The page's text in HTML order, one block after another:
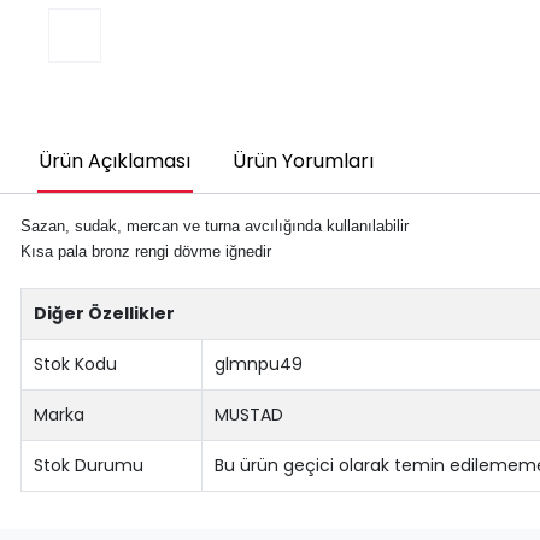
Ürün Açıklaması Ürün Yorumları
Sazan, sudak, mercan ve turna avcılığında kullanılabilir
Kısa pala bronz rengi dövme iğnedir
Diğer Özellikler
Stok Kodu glmnpu49
Marka MUSTAD
Stok Durumu Bu ürün geçici olarak temin